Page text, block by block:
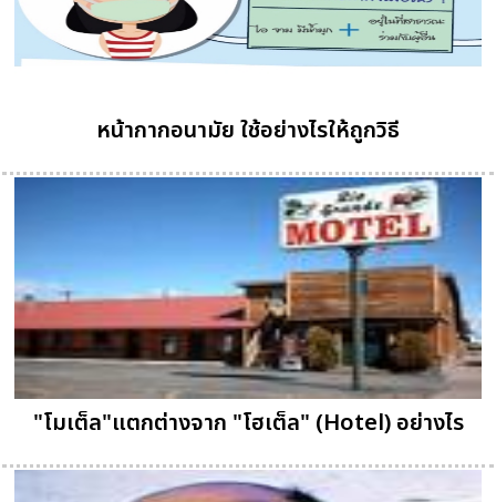
หน้ากากอนามัย ใช้อย่างไรให้ถูกวิธี
"โมเต็ล"แตกต่างจาก "โฮเต็ล" (Hotel) อย่างไร